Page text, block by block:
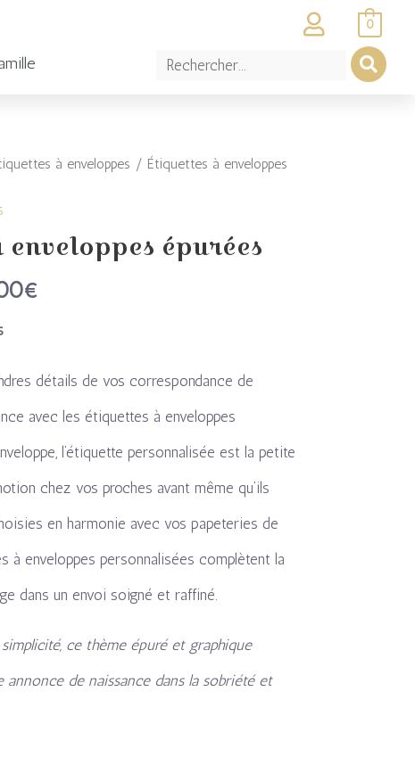
0
à enveloppes / Étiquettes à enveloppes
enveloppes épurées
€
Plage
prix :
détails de vos correspondance de
avec les étiquettes à enveloppes
l’étiquette personnalisée est la petite
chez vos proches avant même qu’ils
en harmonie avec vos papeteries de
à enveloppes personnalisées complètent la
dans un envoi soigné et raffiné.
ce thème épuré et graphique
annonce de naissance dans la sobriété et